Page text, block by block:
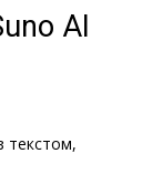
AI
текстом,